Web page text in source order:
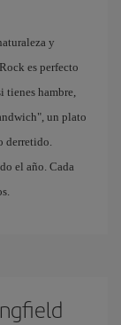
y
es perfecto
tienes hambre,
un plato
derretido.
el año. Cada